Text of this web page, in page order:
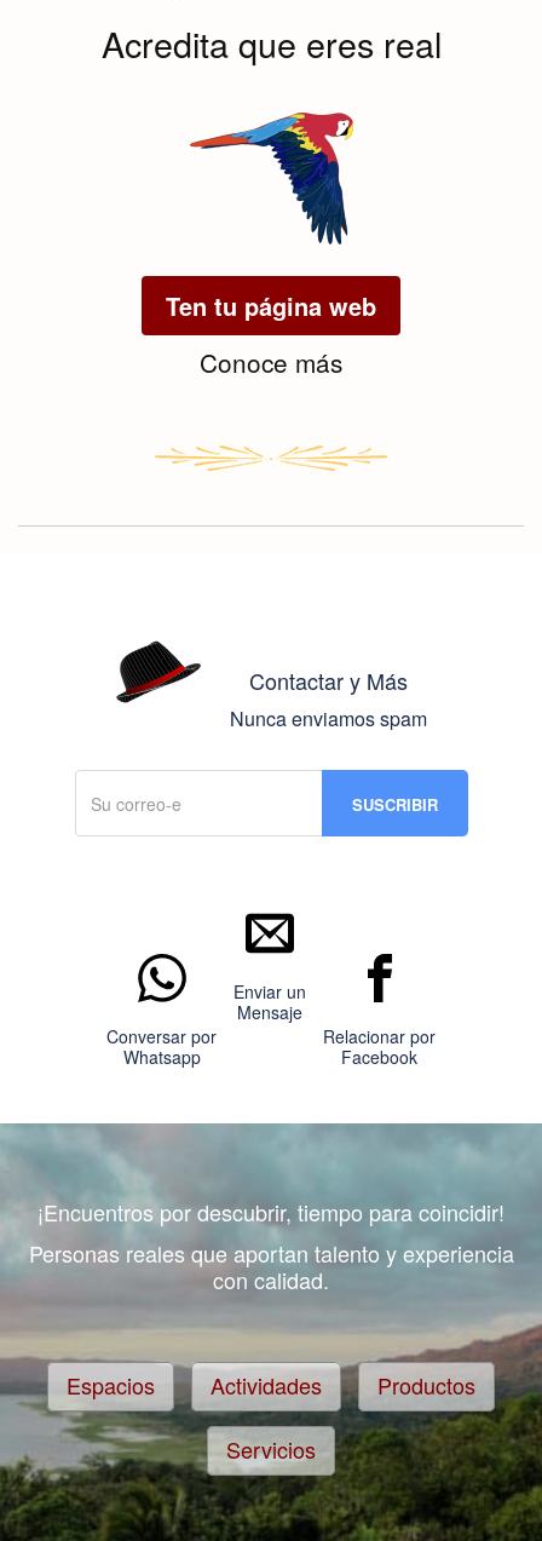
Acredita que eres real
Ten tu página web
Conoce más
Contactar y Más
Nunca enviamos spam
Conversar por
Whatsapp
Enviar un
Mensaje
Relacionar por
Facebook
¡Encuentros por descubrir, tiempo para coincidir!
Personas reales que aportan talento y experiencia
con calidad.
Espacios Actividades Productos
Servicios